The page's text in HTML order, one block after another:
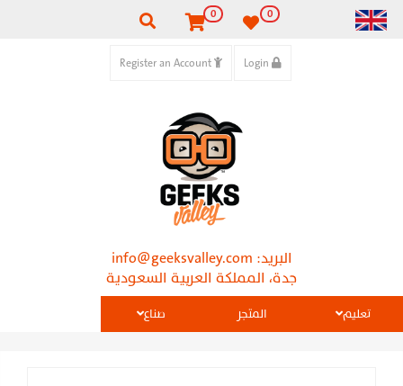
البريد: info@geeksvalley.com
جدة، المملكة العربية السعودية
تعليم المتجر صناع
0
0